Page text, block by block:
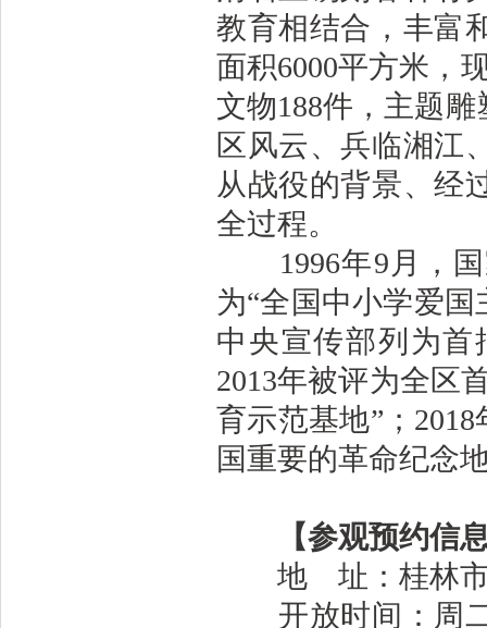
教育相结合，丰富
面积6000平方米，
文物188件，主题
区风云、兵临湘江
从战役的背景、经
全过程。
1996年9月，国
为“全国中小学爱
中央宣传部列为首
2013年被评为全区
育示范基地”；
国重要的革命纪
【参观预约信
地 址：桂林市
开放时间：周二